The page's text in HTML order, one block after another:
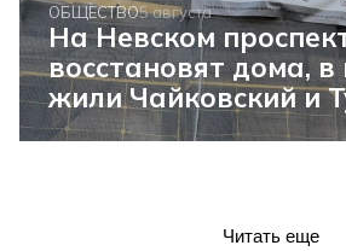
ОБЩЕСТВО5 августа
На Невском
восстановят дома,
жили Чайковский и
Читать еще